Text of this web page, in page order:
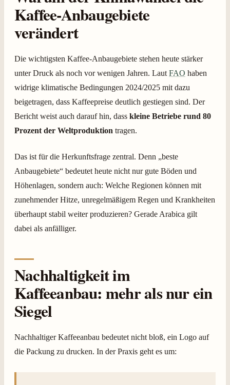
Kaffee-Anbaugebiete
verändert
Die wichtigsten Kaffee-Anbaugebiete stehen heute stärker
unter Druck als noch vor wenigen Jahren. Laut FAO haben
widrige klimatische Bedingungen 2024/2025 mit dazu
beigetragen, dass Kaffeepreise deutlich gestiegen sind. Der
Bericht weist auch darauf hin, dass kleine Betriebe rund 80
Prozent der Weltproduktion tragen.
Das ist für die Herkunftsfrage zentral. Denn „beste
Anbaugebiete“ bedeutet heute nicht nur gute Böden und
Höhenlagen, sondern auch: Welche Regionen können mit
zunehmender Hitze, unregelmäßigem Regen und Krankheiten
überhaupt stabil weiter produzieren? Gerade Arabica gilt
dabei als anfälliger.
Nachhaltigkeit im
Kaffeeanbau: mehr als nur ein
Siegel
Nachhaltiger Kaffeeanbau bedeutet nicht bloß, ein Logo auf
die Packung zu drucken. In der Praxis geht es um: